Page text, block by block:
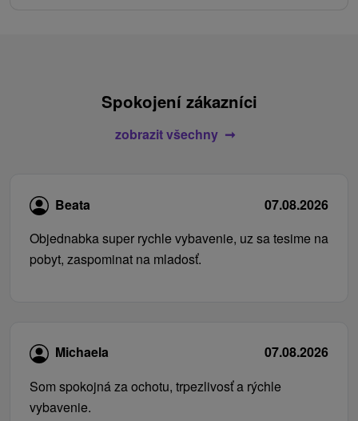
Spokojení zákazníci
zobrazit všechny
Beata
07.08.2026
Objednabka super rychle vybavenie, uz sa tesime na
pobyt, zaspominat na mladosť.
Michaela
07.08.2026
Som spokojná za ochotu, trpezlivosť a rýchle
vybavenie.